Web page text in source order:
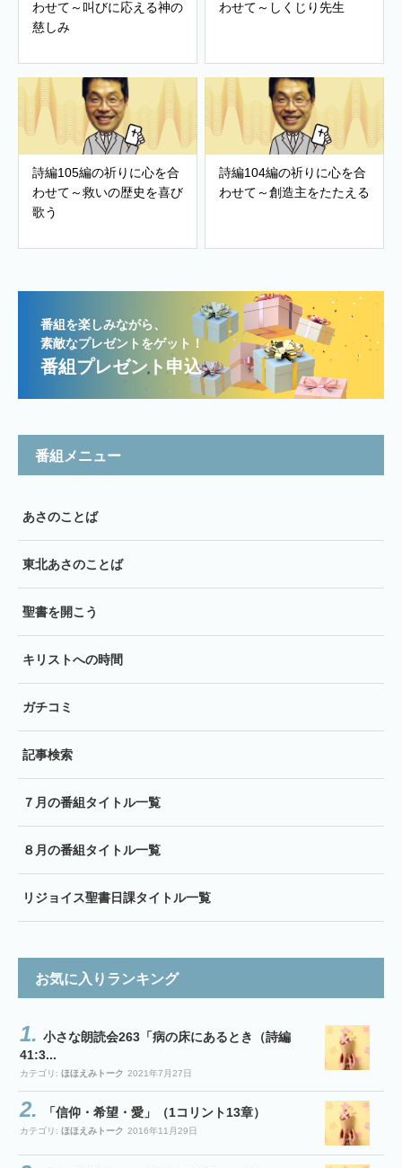
わせて～叫びに応える神の
慈しみ
わせて～しくじり先生
詩編105編の祈りに心を合
わせて～救いの歴史を喜び
歌う
詩編104編の祈りに心を合
わせて～創造主をたたえる
番組を楽しみながら、
素敵なプレゼントをゲット！
番組プレゼント申込
番組メニュー
あさのことば
東北あさのことば
聖書を開こう
キリストへの時間
ガチコミ
記事検索
７月の番組タイトル一覧
８月の番組タイトル一覧
リジョイス聖書日課タイトル一覧
お気に入りランキング
小さな朗読会263「病の床にあるとき（詩編
41:3...
カテゴリ: ほほえみトーク 2021年7月27日
「信仰・希望・愛」（1コリント13章）
カテゴリ: ほほえみトーク 2016年11月29日